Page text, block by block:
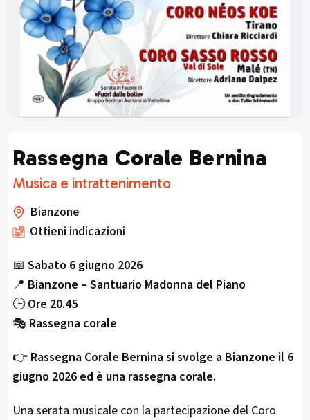
Rassegna Corale Bernina
Musica e intrattenimento
Bianzone
Ottieni indicazioni
📅 Sabato 6 giugno 2026
📍 Bianzone – Santuario Madonna del Piano
🕒Ore 20.45
🎭 Rassegna corale
👉 Rassegna Corale Bernina si svolge a Bianzone il 6
giugno 2026 ed è una rassegna corale.
Una serata musicale con la partecipazione del Coro